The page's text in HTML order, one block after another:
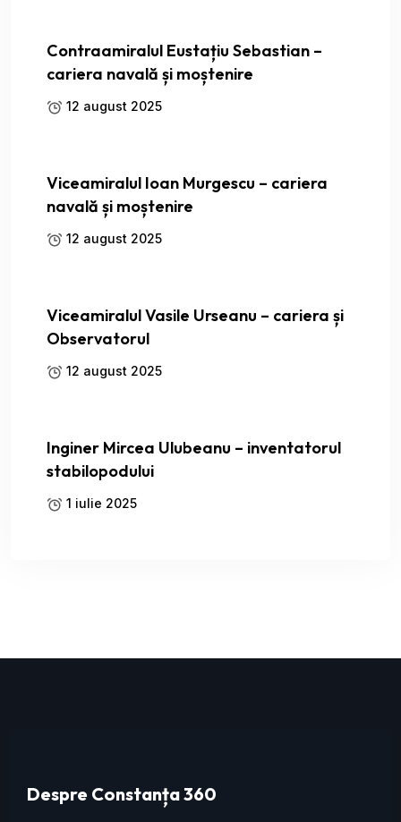
Contraamiralul Eustațiu Sebastian –
cariera navală și moștenire
12 august 2025
Viceamiralul Ioan Murgescu – cariera
navală și moștenire
12 august 2025
Viceamiralul Vasile Urseanu – cariera și
Observatorul
12 august 2025
Inginer Mircea Ulubeanu – inventatorul
stabilopodului
1 iulie 2025
Despre Constanța 360